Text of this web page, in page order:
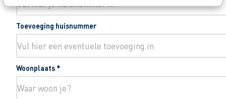
Toevoeging huisnummer
Woonplaats *